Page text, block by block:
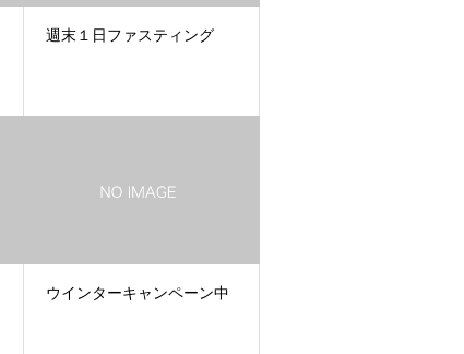
週末１日ファスティング
ウインターキャンペーン中